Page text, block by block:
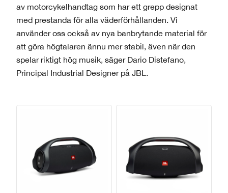
av motorcykelhandtag som har ett grepp designat
med prestanda för alla väderförhållanden. Vi
använder oss också av nya banbrytande material för
att göra högtalaren ännu mer stabil, även när den
spelar riktigt hög musik, säger Dario Distefano,
Principal Industrial Designer på JBL.